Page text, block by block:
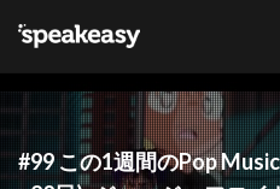
#99 この1週間のPop
カテゴリー